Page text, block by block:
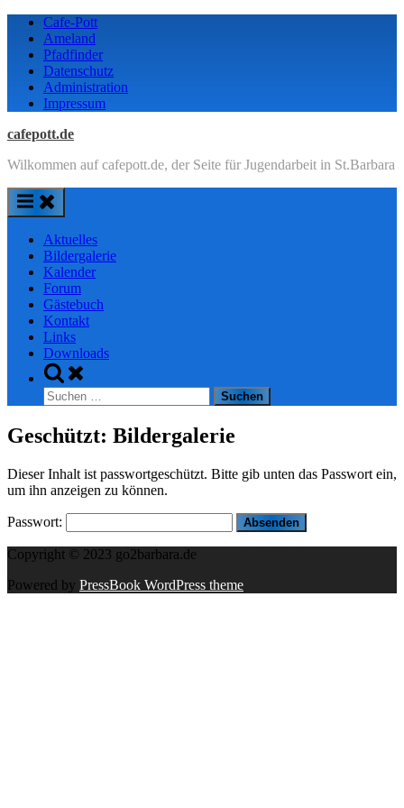
Skip
content
Cafe-Pott
Ameland
Pfadfinder
Datenschutz
Administration
Impressum
cafepott.de
Wilkommen auf cafepott.de, der Seite für Jugendarbeit in St.Barbara
Aktuelles
Bildergalerie
Kalender
Forum
Gästebuch
Kontakt
Links
Downloads
Toggle
search
form
Suchen
nach:
Geschützt: Bildergalerie
Dieser Inhalt ist passwortgeschützt. Bitte gib unten das Passwort ein,
um ihn anzeigen zu können.
Passwort:
Copyright © 2023 go2barbara.de
Powered by PressBook WordPress theme